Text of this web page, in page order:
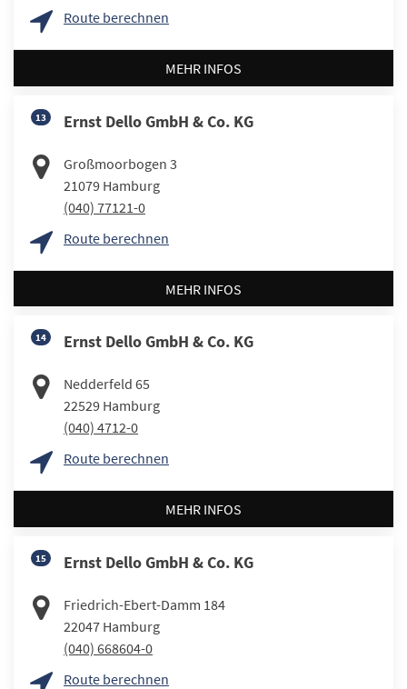
Route berechnen
MEHR INFOS
13 Ernst Dello GmbH & Co. KG
Großmoorbogen 3
21079 Hamburg
(040) 77121-0
Route berechnen
MEHR INFOS
14 Ernst Dello GmbH & Co. KG
Nedderfeld 65
22529 Hamburg
(040) 4712-0
Route berechnen
MEHR INFOS
15 Ernst Dello GmbH & Co. KG
Friedrich-Ebert-Damm 184
22047 Hamburg
(040) 668604-0
Route berechnen